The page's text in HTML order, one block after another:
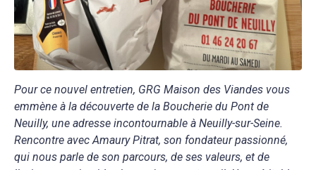
Pour ce nouvel entretien, GRG Maison des Viandes vous
emmène à la découverte de la Boucherie du Pont de
Neuilly, une adresse incontournable à Neuilly-sur-Seine.
Rencontre avec Amaury Pitrat, son fondateur passionné,
qui nous parle de son parcours, de ses valeurs, et de